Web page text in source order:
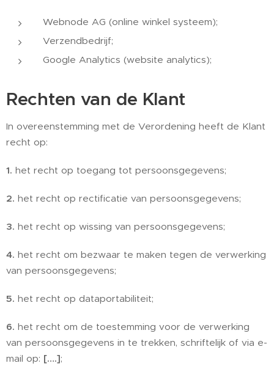
Webnode AG (online winkel systeem);
Verzendbedrijf;
Google Analytics (website analytics);
Rechten van de Klant
In overeenstemming met de Verordening heeft de Klant
recht op:
1. het recht op toegang tot persoonsgegevens;
2. het recht op rectificatie van persoonsgegevens;
3. het recht op wissing van persoonsgegevens;
4. het recht om bezwaar te maken tegen de verwerking
van persoonsgegevens;
5. het recht op dataportabiliteit;
6. het recht om de toestemming voor de verwerking
van persoonsgegevens in te trekken, schriftelijk of via e-
mail op: [….];